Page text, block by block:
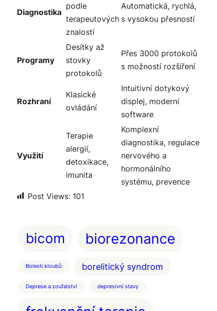
Diagnostika
podle
terapeutových
znalostí
Automatická, rychlá,
s vysokou přesností
Programy
Desítky až
stovky
protokolů
Přes 3000 protokolů
s možností rozšíření
Rozhraní
Klasické
ovládání
Intuitivní dotykový
displej, moderní
software
Využití
Terapie
alergií,
detoxikace,
imunita
Komplexní
diagnostika, regulace
nervového a
hormonálního
systému, prevence
Post Views: 101
bicom biorezonance
Bolesti kloubů borelitický syndrom
Deprese a zoufalství depresivní stavy